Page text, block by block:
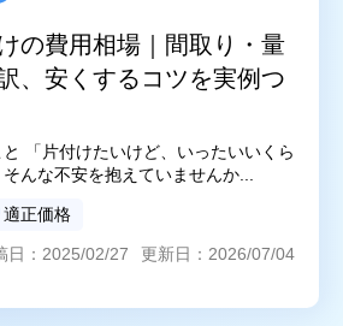
の費用相場｜間取り・量
、安くするコツを実例つ
「片付けたいけど、いったいいくら
んな不安を抱えていませんか...
適正価格
日：2025/02/27 更新日：2026/07/04